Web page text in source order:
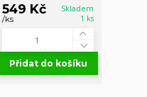
549 Kč
/ks
Skladem
1 ks
Přidat do košíku